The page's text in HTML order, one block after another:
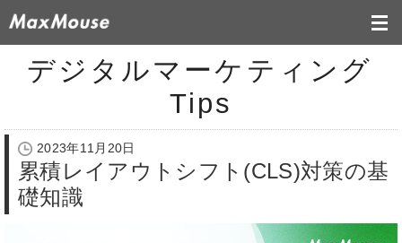
デジタルマーケティング
Tips
2023年11月20日
累積レイアウトシフト(CLS)対策の基
礎知識